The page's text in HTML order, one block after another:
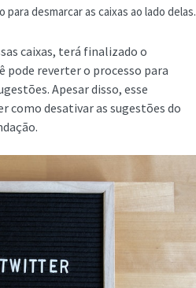
para desmarcar as caixas ao lado delas.
caixas, terá finalizado o
pode reverter o processo para
Apesar disso, esse
como desativar as sugestões do